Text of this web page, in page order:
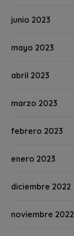
junio 2023
mayo 2023
abril 2023
marzo 2023
febrero 2023
enero 2023
diciembre 2022
noviembre 2022